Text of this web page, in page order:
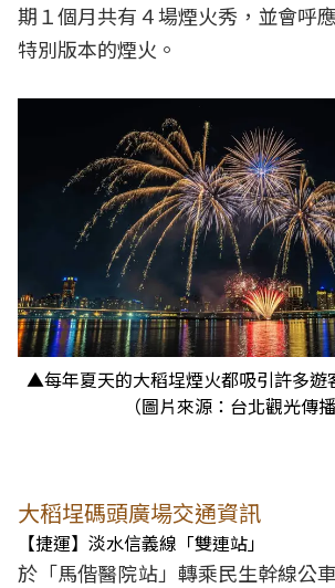
期１個月共有４場煙火秀，並會呼
特別版本的煙火。
▲每年夏天的大稻埕煙火都吸引許多遊
（圖片來源：台北觀光傳播
大稻埕碼頭廣場交通資訊
【捷運】淡水信義線「雙連站」
於「馬偕醫院站」轉乘民生幹線公